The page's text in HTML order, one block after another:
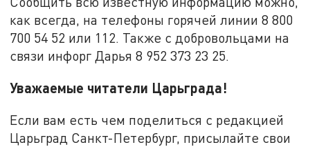
как всегда, на телефоны горячей линии 8 800
700 54 52 или 112. Также с добровольцами на
связи инфорг Дарья 8 952 373 23 25.
Уважаемые читатели Царьграда!
Если вам есть чем поделиться с редакцией
Царьград Санкт-Петербург, присылайте свои